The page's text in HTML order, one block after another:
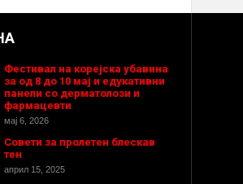
Фестивал на корејска убавина
за од 8 до 10 мај и едукативни
панели со дерматолози и
фармацевти
мај 6, 2026
Совети за пролетен блескав
тен
април 15, 2025